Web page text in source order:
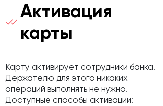
Активация
карты
Карту активирует сотрудники банка.
Держателю для этого никаких
операций выполнять не нужно.
Доступные способы активации: